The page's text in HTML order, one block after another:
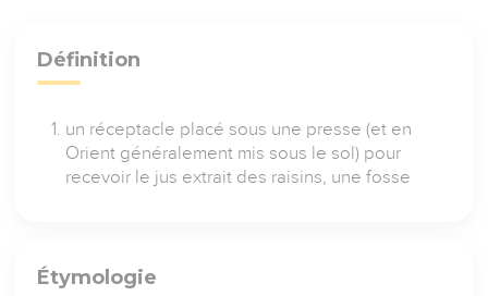
Définition
un réceptacle placé sous une presse (et en
Orient généralement mis sous le sol) pour
recevoir le jus extrait des raisins, une fosse
Étymologie